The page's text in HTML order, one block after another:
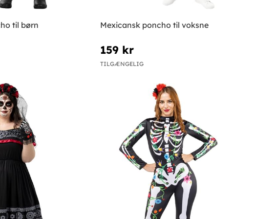
til børn Mexicansk poncho til voksne
159 kr
TILGÆNGELIG